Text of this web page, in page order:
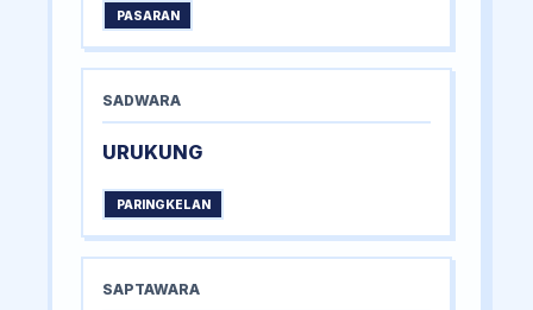
PASARAN
SADWARA
URUKUNG
PARINGKELAN
SAPTAWARA